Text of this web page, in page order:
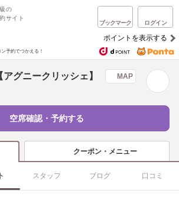
の
サイト
ブックマーク ログイン
ポイントを表示する
予約でつかえる！
グニークリッシェ】 MAP
空席確認・予約する
クーポン・メニュー
スタッフ ブログ 口コミ